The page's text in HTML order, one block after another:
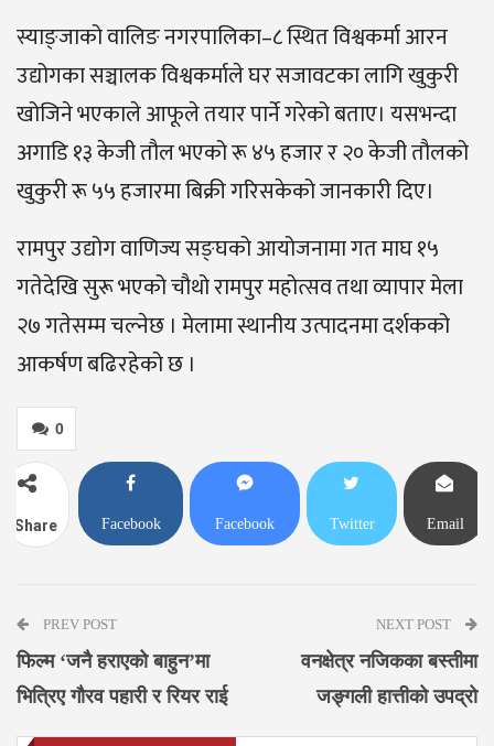
स्याङ्जाको वालिङ नगरपालिका–८ स्थित विश्वकर्मा आरन
उद्योगका सञ्चालक विश्वकर्माले घर सजावटका लागि खुकुरी
खोजिने भएकाले आफूले तयार पार्ने गरेको बताए। यसभन्दा
अगाडि १३ केजी तौल भएको रू ४५ हजार र २० केजी तौलको
खुकुरी रू ५५ हजारमा बिक्री गरिसकेको जानकारी दिए।
रामपुर उद्योग वाणिज्य सङ्घको आयोजनामा गत माघ १५
गतेदेखि सुरू भएको चौथो रामपुर महोत्सव तथा व्यापार मेला
२७ गतेसम्म चल्नेछ । मेलामा स्थानीय उत्पादनमा दर्शकको
आकर्षण बढिरहेको छ ।
0
Share Facebook Facebook Twitter Email
PREV POST
फिल्म ‘जनै हराएको बाहुन’मा
भित्रिए गौरव पहारी र रियर राई
NEXT POST
वनक्षेत्र नजिकका बस्तीमा
जङ्गली हात्तीको उपद्रो